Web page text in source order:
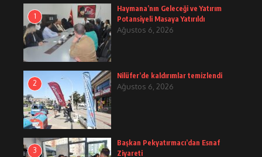
1
Haymana’nın Geleceği ve Yatırım
Potansiyeli Masaya Yatırıldı
Ağustos 6, 2026
2
Nilüfer’de kaldırımlar temizlendi
Ağustos 6, 2026
3
Başkan Pekyatırmacı’dan Esnaf
Ziyareti